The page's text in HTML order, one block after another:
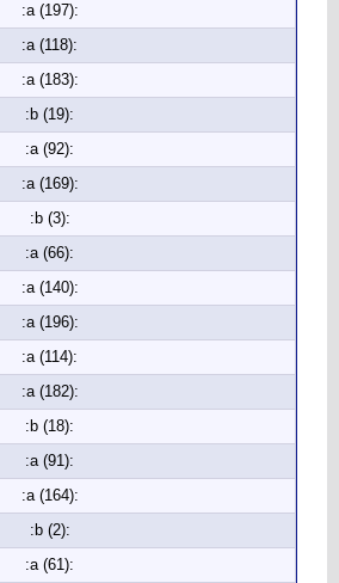
:a (197):
:a (118):
:a (183):
:b (19):
:a (92):
:a (169):
:b (3):
:a (66):
:a (140):
:a (196):
:a (114):
:a (182):
:b (18):
:a (91):
:a (164):
:b (2):
:a (61):